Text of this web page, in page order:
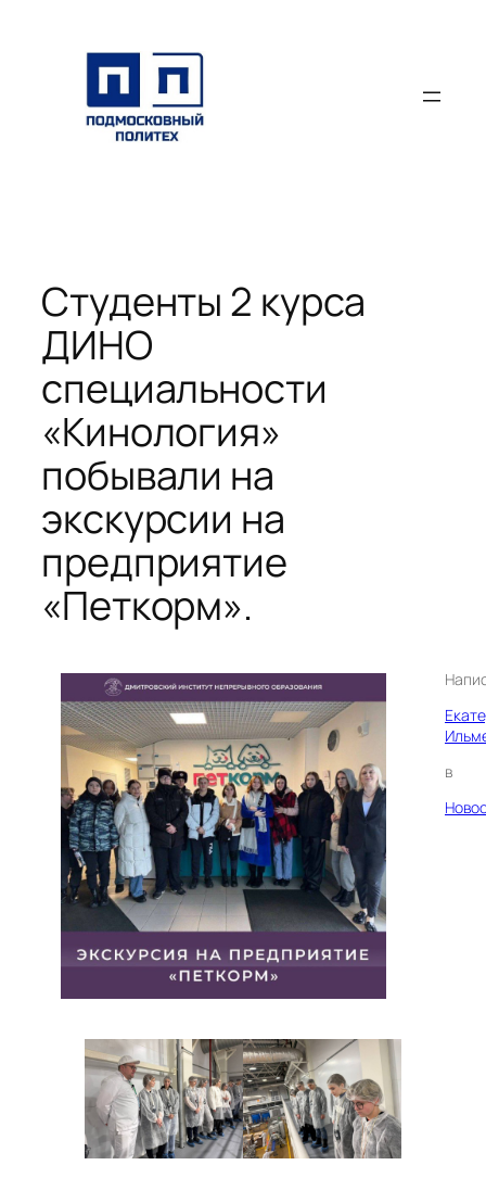
содержимому
Студенты 2 курса
ДИНО
специальности
«Кинология»
побывали на
экскурсии на
предприятие
«Петкорм».
в